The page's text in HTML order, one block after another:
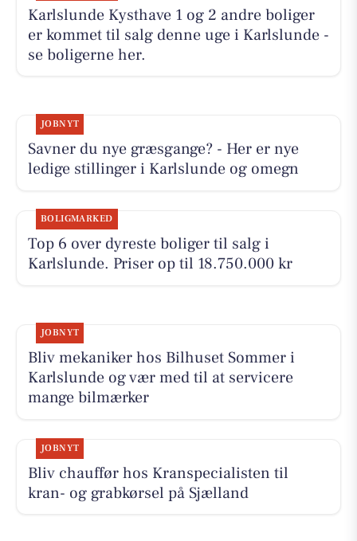
Karlslunde Kysthave 1 og 2 andre boliger
er kommet til salg denne uge i Karlslunde -
se boligerne her.
JOBNYT
Savner du nye græsgange? - Her er nye
ledige stillinger i Karlslunde og omegn
BOLIGMARKED
Top 6 over dyreste boliger til salg i
Karlslunde. Priser op til 18.750.000 kr
JOBNYT
Bliv mekaniker hos Bilhuset Sommer i
Karlslunde og vær med til at servicere
mange bilmærker
JOBNYT
Bliv chauffør hos Kranspecialisten til
kran- og grabkørsel på Sjælland